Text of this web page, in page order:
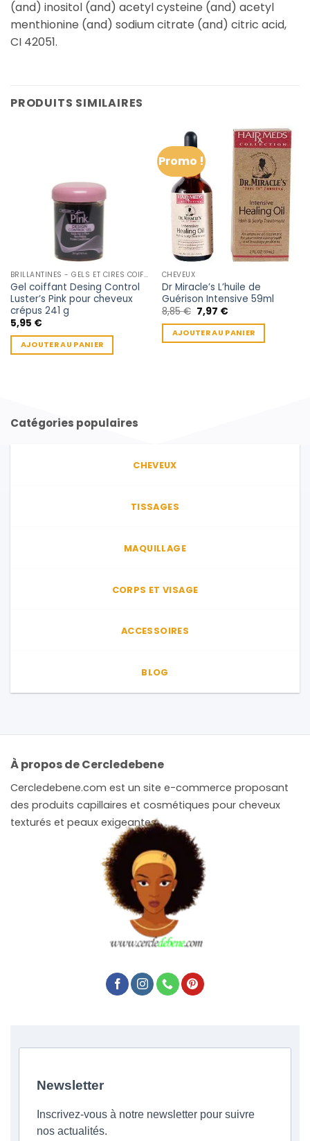
(and) inositol (and) acetyl cysteine (and) acetyl
menthionine (and) sodium citrate (and) citric acid,
CI 42051.
PRODUITS SIMILAIRES
BRILLANTINES - GELS ET CIRES COIFFANTE
Gel coiffant Desing Control
Luster’s Pink pour cheveux
crépus 241 g
5,95 €
AJOUTER AU PANIER
Promo !
CHEVEUX
Dr Miracle’s L’huile de
Guérison Intensive 59ml
8,85€ Le
prix
initial
était :
8,85 €.
7,97 €Le
actuel
est :
7,97 €.
AJOUTER AU PANIER
Catégories populaires
CHEVEUX
TISSAGES
MAQUILLAGE
CORPS ET VISAGE
ACCESSOIRES
BLOG
À propos de Cercledebene
Cercledebene.com est un site e-commerce proposant
des produits capillaires et cosmétiques pour cheveux
texturés et peaux exigeantes.
Newsletter
Inscrivez-vous à notre newsletter pour suivre
nos actualités.